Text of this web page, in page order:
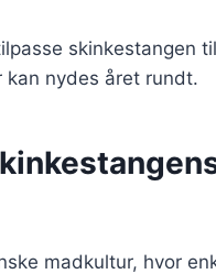
skinkestangen
nydes året rundt.
madkultur, hvor